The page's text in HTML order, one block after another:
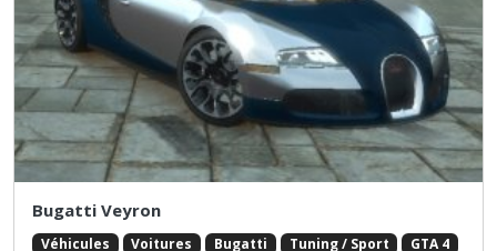
Bugatti Veyron
Véhicules Voitures Bugatti Tuning / Sport
GTA 4